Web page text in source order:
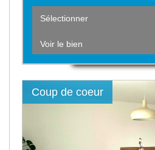
Sélectionner
Voir le bien
Coup de coeur